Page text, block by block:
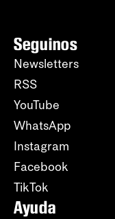
Seguinos
Newsletters
RSS
YouTube
WhatsApp
Instagram
Facebook
TikTok
Ayuda